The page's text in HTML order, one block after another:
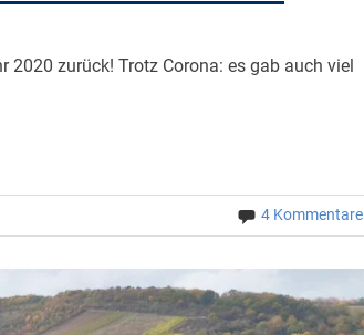
zurück! Trotz Corona: es gab auch viel
4 Kommentare